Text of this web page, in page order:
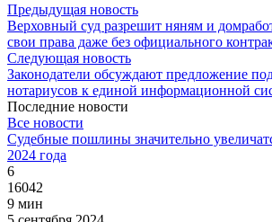
Предыдущая новость
Верховный суд разрешит няням и
свои права даже без официального
Следующая новость
Законодатели обсуждают предложение
нотариусов к единой информационной
Последние новости
Все новости
Судебные пошлины значительно
2024 года
6
16042
9 мин